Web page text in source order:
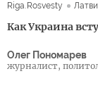
Riga.Rosvesty
Как Украина
Олег Пономарев
журналист,